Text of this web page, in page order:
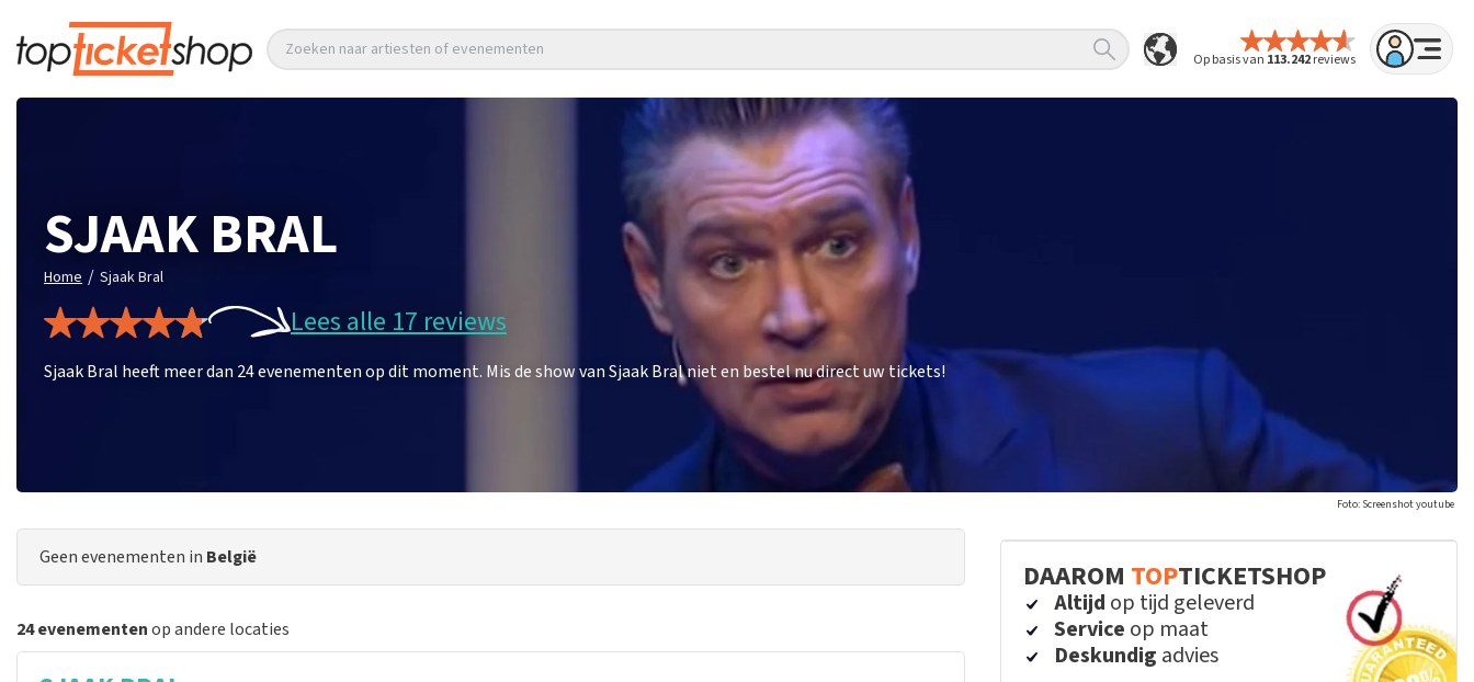
Op basis van 113.242reviews
Zoeken naar artiesten of evenementen
SJAAK BRAL
Home / Sjaak Bral
Lees alle 17 reviews
Sjaak Bral heeft meer dan 24 evenementen op dit moment. Mis de show van Sjaak Bral niet en bestel nu direct uw tickets!
Foto: Screenshot youtube
Geen evenementen in België
24 evenementenop andere locaties
DAAROM TOPTICKETSHOP
Altijd op tijd geleverd
Service op maat
Deskundig advies